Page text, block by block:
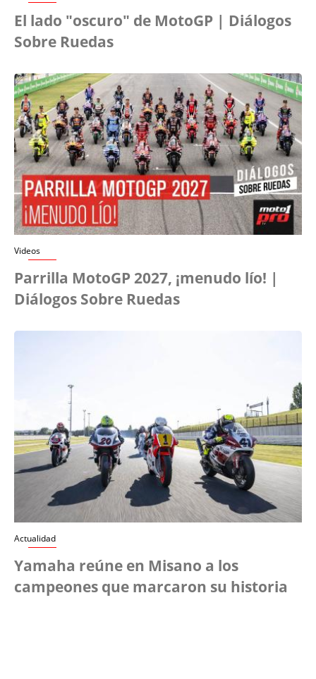
El lado "oscuro" de MotoGP | Diálogos
Sobre Ruedas
Videos
Parrilla MotoGP 2027, ¡menudo lío! |
Diálogos Sobre Ruedas
Actualidad
Yamaha reúne en Misano a los
campeones que marcaron su historia